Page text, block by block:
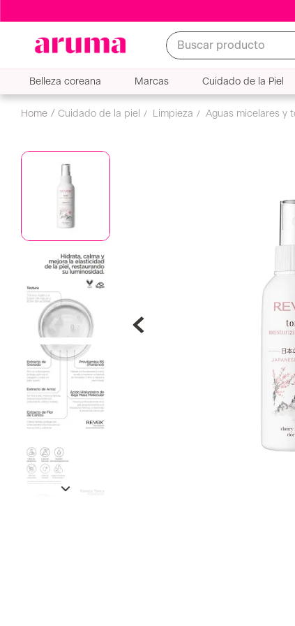
Buscar producto
Belleza coreana Marcas Cuidado de la Piel
cuidado de la piel limpieza aguas micelares y